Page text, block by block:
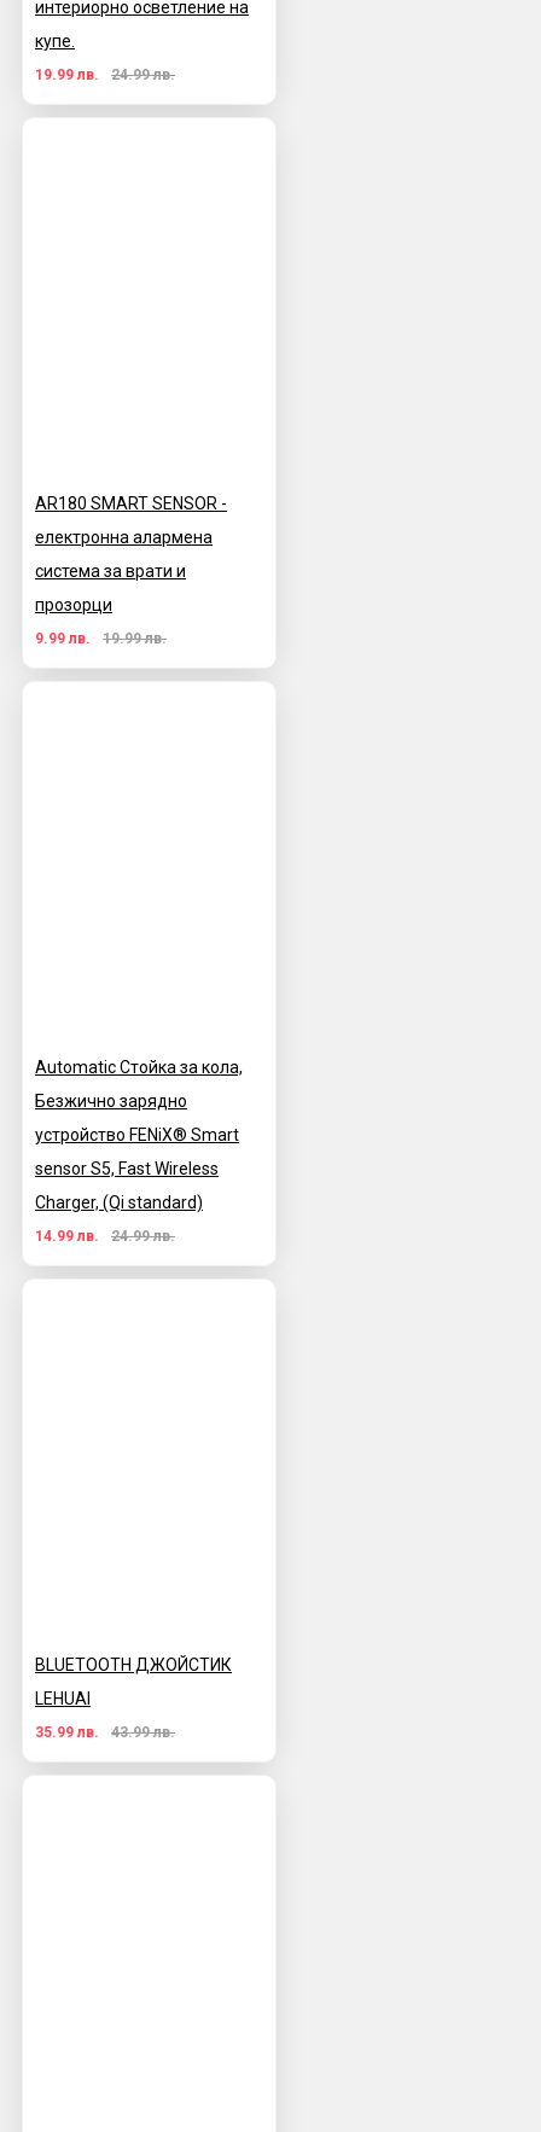
интериорно осветление на
купе.
19.99 лв. 24.99 лв.
AR180 SMART SENSOR -
електронна алармена
система за врати и
прозорци
9.99 лв. 19.99 лв.
Automatic Стойка за кола,
Безжично зарядно
устройство FENiX® Smart
sensor S5, Fast Wireless
Charger, (Qi standard)
14.99 лв. 24.99 лв.
BLUETOOTH ДЖОЙСТИК
LEHUAI
35.99 лв. 43.99 лв.